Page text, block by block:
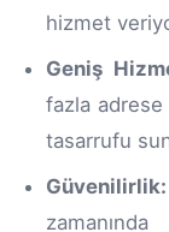
hizmet
Geniş
fazla adrese
tasarrufu
Güvenilirlik: